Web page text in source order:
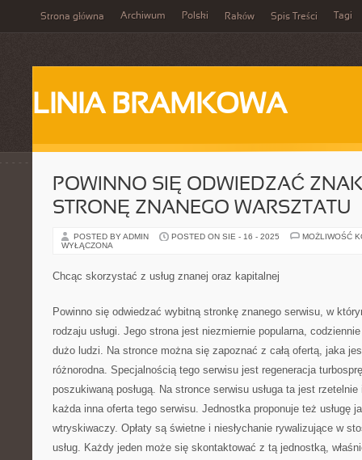
Strona główna Archiwum Polski Raków Spis Treści Tagi
LINIA BRAMKOWA
POWINNO SIĘ ODWIEDZAĆ
STRONĘ ZNANEGO WARSZTATU
POSTED BY ADMIN POSTED ON SIE - 16 - 2025
MOŻLIWOŚĆ
WYŁĄCZONA
Chcąc skorzystać z usług znanej oraz kapitalnej
Powinno się odwiedzać wybitną stronkę znanego serwisu, w
rodzaju usługi. Jego strona jest niezmiernie popularna,
dużo ludzi. Na stronce można się zapoznać z całą ofertą, jaka
różnorodna. Specjalnością tego serwisu jest regeneracja
poszukiwaną posługą. Na stronce serwisu usługa ta jest
każda inna oferta tego serwisu. Jednostka proponuje też usługę
wtryskiwaczy. Opłaty są świetne i niesłychanie rywalizujące w
usług. Każdy jeden może się skontaktować z tą jednostką,